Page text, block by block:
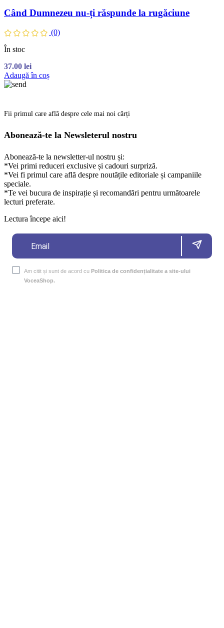
Când Dumnezeu nu-ți răspunde la rugăciune
(0)
În stoc
37.00 lei
Adaugă în coș
Fii primul care află despre cele mai noi cărți
Abonează-te la Newsleterul nostru
Abonează-te la newsletter-ul nostru și:
*Vei primi reduceri exclusive și cadouri surpriză.
*Vei fi primul care află despre noutățile editoriale și campaniile
speciale.
*Te vei bucura de inspirație și recomandări pentru următoarele
lecturi preferate.
Lectura începe aici!
Am citit și sunt de acord cu Politica de confidențialitate a site-ului
VoceaShop.